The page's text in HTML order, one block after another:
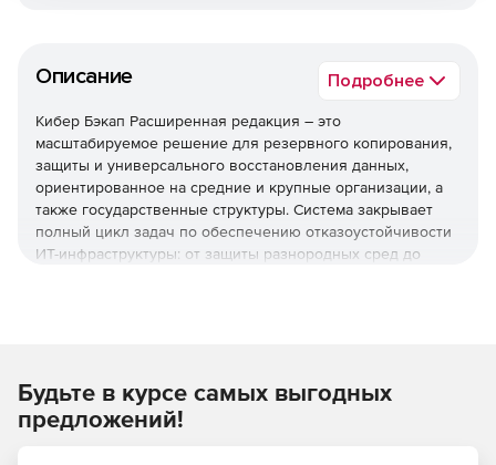
Описание Подробнее
Кибер Бэкап Расширенная редакция – это
масштабируемое решение для резервного копирования,
защиты и универсального восстановления данных,
ориентированное на средние и крупные организации, а
также государственные структуры. Система закрывает
полный цикл задач по обеспечению отказоустойчивости
ИТ-инфраструктуры: от защиты разнородных сред до
быстрого восстановления данных и соответствия
регуляторным требованиям при оптимальной стоимости
владения.
Будьте в курсе самых выгодных
предложений!